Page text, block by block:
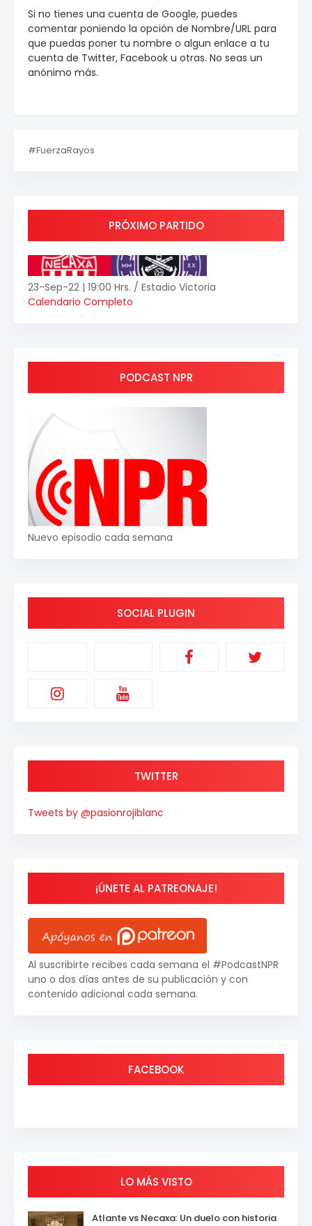
Si no tienes una cuenta de Google, puedes
comentar poniendo la opción de Nombre/URL para
que puedas poner tu nombre o algun enlace a tu
cuenta de Twitter, Facebook u otras. No seas un
anónimo más.
#FuerzaRayos
PRÓXIMO PARTIDO
23-Sep-22 | 19:00 Hrs. / Estadio Victoria
Calendario Completo
PODCAST NPR
Nuevo episodio cada semana
SOCIAL PLUGIN
TWITTER
Tweets by @pasionrojiblanc
¡ÚNETE AL PATREONAJE!
Al suscribirte recibes cada semana el #PodcastNPR
uno o dos días antes de su publicación y con
contenido adicional cada semana.
FACEBOOK
LO MÁS VISTO
Atlante vs Necaxa: Un duelo con historia